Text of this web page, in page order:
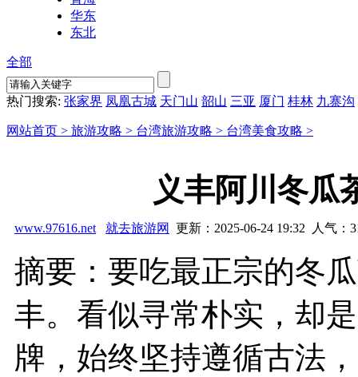
华东
东北
全部
热门搜索: 张家界 凤凰古城 天门山 韶山 三亚 厦门 桂林 九寨沟
网站首页 > 旅游攻略 > 台湾旅游攻略 > 台湾美食攻略 >
义丰阿川冬瓜
www.97616.net 就去旅游网 更新：2025-06-24 19:32 人气：
摘要：要吃最正宗的冬
丰。看似寻常朴实，却
牌，始终坚持遵循古法